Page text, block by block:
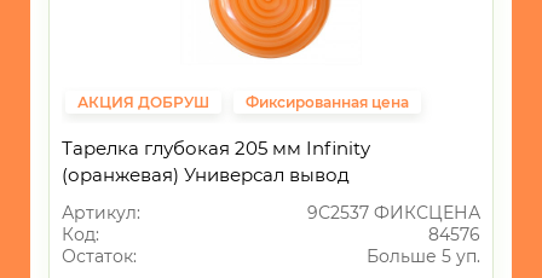
АКЦИЯ ДОБРУШ Фиксированная цена
Тарелка глубокая 205 мм Infinity
(оранжевая) Универсал вывод
Артикул:
9С2537 ФИКСЦЕНА
Код:
84576
Остаток:
Больше 5 уп.